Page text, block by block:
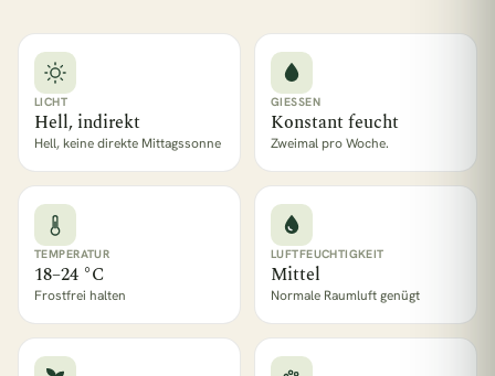
LICHT
Hell, indirekt
Hell, keine direkte Mittagssonne
GIESSEN
Konstant feucht
Zweimal pro Woche.
TEMPERATUR
18–24 °C
Frostfrei halten
LUFTFEUCHTIGKEIT
Mittel
Normale Raumluft genügt